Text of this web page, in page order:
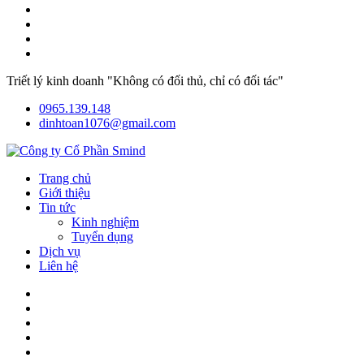
Triết lý kinh doanh "Không có đối thủ, chỉ có đối tác"
0965.139.148
dinhtoan1076@gmail.com
Trang chủ
Giới thiệu
Tin tức
Kinh nghiệm
Tuyển dụng
Dịch vụ
Liên hệ